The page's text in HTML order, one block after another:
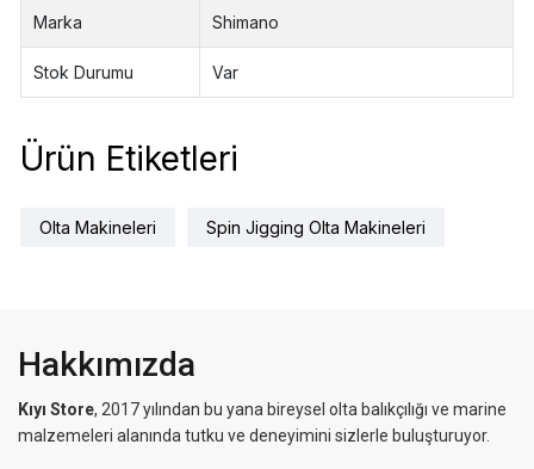
Marka Shimano
Stok Durumu Var
Ürün Etiketleri
Olta Makineleri Spin Jigging Olta Makineleri
Hakkımızda
Kıyı Store, 2017 yılından bu yana bireysel olta balıkçılığı ve marine
malzemeleri alanında tutku ve deneyimini sizlerle buluşturuyor.